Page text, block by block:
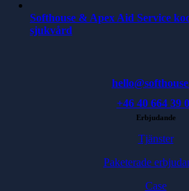
Softhouse & Apex Aid Service
sjukvård
+46 40 664 39
Erbjudande
Tjänster
Paketerade
Case